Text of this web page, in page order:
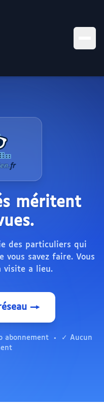
méritent
des particuliers qui
vous savez faire. Vous
visite a lieu.
→
abonnement • ✓ Aucun